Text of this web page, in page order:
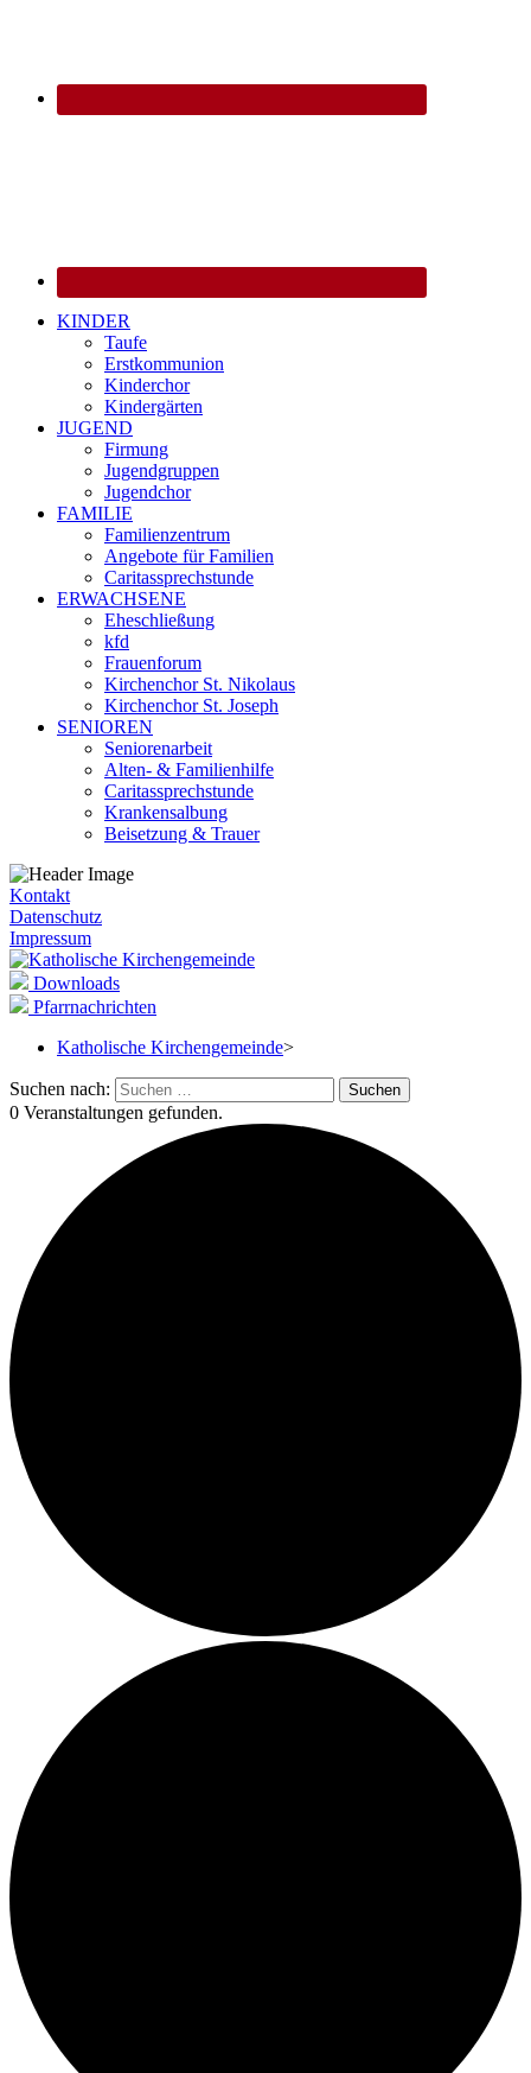
KINDER
Taufe
Erstkommunion
Kinderchor
Kindergärten
JUGEND
Firmung
Jugendgruppen
Jugendchor
FAMILIE
Familienzentrum
Angebote für Familien
Caritassprechstunde
ERWACHSENE
Eheschließung
kfd
Frauenforum
Kirchenchor St. Nikolaus
Kirchenchor St. Joseph
SENIOREN
Seniorenarbeit
Alten- & Familienhilfe
Caritassprechstunde
Krankensalbung
Beisetzung & Trauer
Kontakt
Datenschutz
Impressum
Downloads
Pfarrnachrichten
Katholische Kirchengemeinde>
Suchen nach:
0 Veranstaltungen gefunden.